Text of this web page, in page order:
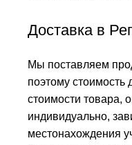
Доставка в
Мы поставляем
поэтому стоимость
стоимости товара,
индивидуально,
местонахождения